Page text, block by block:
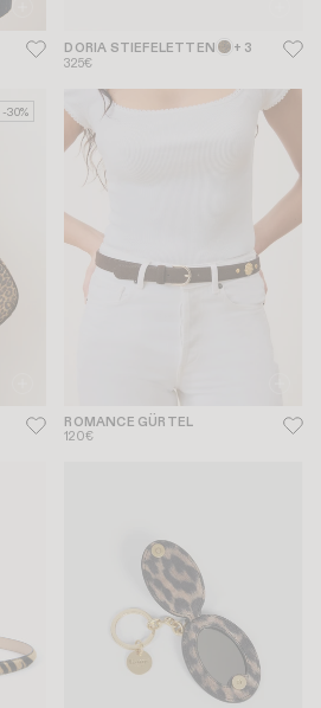
DORIA STIEFELETTEN + 3
325€
-30%
ROMANCE GÜRTEL
120€